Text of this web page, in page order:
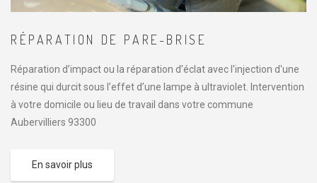
RÉPARATION DE PARE-BRISE
Réparation d’impact ou la réparation d’éclat avec l'injection d'une
résine qui durcit sous l’effet d’une lampe à ultraviolet. Intervention
à votre domicile ou lieu de travail dans votre commune
Aubervilliers 93300
En savoir plus